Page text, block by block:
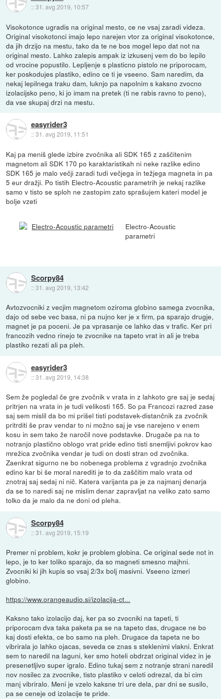
::31. avg 2019, 10:57
Visokotonce ugradis na original mesto, ce ne vsaj zaradi videza.
Original visokotonci imajo lepo narejen vtor za original visokotonce,
da jih drzijo na mestu, tako da te ne bos mogel lepo dat not na
original mesto. Lahko zalepis ampak iz izkusenj vem do bo lepilo
od vrocine popustilo. Lepljenje s plasticno pistolo ne priporocam,
ker poskodujes plastiko, edino ce ti je vseeno. Sam naredim, da
nekaj lepilnega traku dam, luknjo pa napolnim s kaksno zvocno
izolacijsko peno, ki jo imam na pretek (ti ne rabis ravno to peno),
da vse skupaj drzi na mestu.
easyrider3
::31. avg 2019, 11:51
Kaj pa meniš glede izbire zvočnika ali SDK 165 z zaščitenim
magnetom ali SDK 170 po karaktaristikah ni neke razlike edino
SDK 165 je malo večji zaradi tudi večjega in težjega magneta in pa
5 eur dražji. Po tistih Electro-Acoustic parametrih je nekaj razlike
samo v tisto se sploh ne zastopim zato sprašujem kateri model je
bolje vzeti
Electro-Acoustic
parametri
Scorpy84
::31. avg 2019, 13:42
Avtozvocniki z vecjim magnetom oziroma globino samega zvocnika,
dajo od sebe vec basa, ni pa nujno ker je x firm, pa sparajo drugje,
magnet je pa poceni. Je pa vprasanje ce lahko das v trafic. Ker pri
francozih vedno rinejo te zvocnike na tapeto vrat in ali je treba
plastiko rezati ali pa pleh.
easyrider3
::31. avg 2019, 14:38
Sem že pogledal če gre zvočnik v vrata in z lahkoto gre saj je sedaj
pritrjen na vrata in je tudi velikosti 165. So pa Francozi razred zase
saj sem mislil da bo mi prišel tisti podstavek-distančnik za zvočnik
pritrditi še prav vendar to ni možno saj je vse narejeno v enem
kosu in sem tako že naročil nove podstavke. Drugače pa na to
notranjo plastično oblogo vrat pride edino tisti snemljivi pokrov kao
mrežica zvočnika vendar je tudi on dosti stran od zvočnika.
Zaenkrat sigurno ne bo nobenega problema z vgradnjo zvočnika
edino kar bi še moral narediti je to da zaščitim malo vrata od
znotraj saj sedaj ni nič. Katera varijanta pa je za najmanj denarja
da se to naredi saj ne mislim denar zapravljat na veliko zato samo
tolko da je malo da ne doni od pleha.
Scorpy84
::31. avg 2019, 15:19
Premer ni problem, kokr je problem globina. Ce original sede not in
lepo, je to ker toliko sparajo, da so magneti smesno majhni.
Zvocniki ki jih kupis so vsaj 2/3x bolj masivni. Vseeno izmeri
globino.
https://www.orangeaudio.si/izolacija-ct...
Kaksno tako izolacijo daj, ker pa so zvocniki na tapeti, ti
priporocam dva taka paketa pa se na tapeto das, drugace ne bo
kaj dosti efekta, ce bo samo na pleh. Drugace da tapeta ne bo
vibrirala jo lahko ojacas, seveda ce znas s steklenimi vlakni. Enkrat
sem to naredil na laguni, ker smo hoteli obdrzat original videz in je
presenetljivo super igralo. Edino tukaj sem z notranje strani naredil
nov nosilec za zvocnike, tisto plastiko v celoti odrezal, da bi cim
manj vibriralo. Meni je vzelo kaksne tri ure dela, par dni se susilo,
pa se ceneje od izolacije te pride.